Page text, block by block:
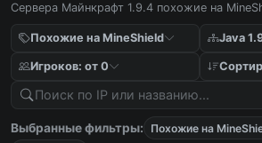
Сервера Майнкрафт 1.9.4 похожие на
Похожие на MineShield
Java
Игроков: от 0
Выбранные фильтры: Похожие на